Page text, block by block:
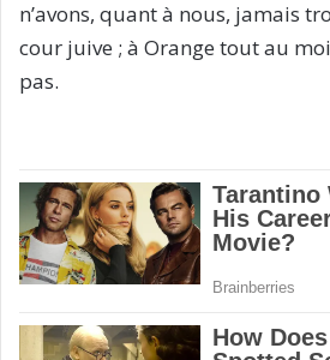
n’avons, quant à nous, jamais
cour juive ; à Orange tout au
pas.